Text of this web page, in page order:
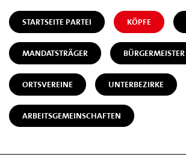
STARTSEITE PARTEI KÖPFE
MANDATSTRÄGER BÜRGERMEISTER
ORTSVEREINE UNTERBEZIRKE
ARBEITSGEMEINSCHAFTEN